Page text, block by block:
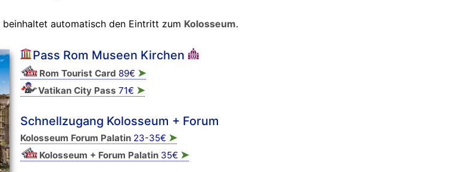
beinhaltet automatisch den Eintritt zum Kolosseum.
Pass Rom Museen Kirchen
Rom Tourist Card 89€ ➤
Vatikan City Pass 71€ ➤
Schnellzugang Kolosseum + Forum
Kolosseum Forum Palatin 23-35€ ➤
Kolosseum + Forum Palatin 35€ ➤